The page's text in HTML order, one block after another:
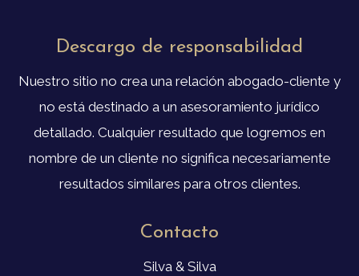
Descargo de responsabilidad
Nuestro sitio no crea una relación abogado-cliente y
no está destinado a un asesoramiento jurídico
detallado. Cualquier resultado que logremos en
nombre de un cliente no significa necesariamente
resultados similares para otros clientes.
Contacto
Silva & Silva